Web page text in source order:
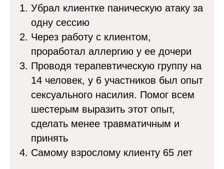
Убрал клиентке паническую атаку за
одну сессию
Через работу с клиентом,
проработал аллергию у ее дочери
Проводя терапевтическую группу на
14 человек, у 6 участников был опыт
сексуального насилия. Помог всем
шестерым выразить этот опыт,
сделать менее травматичным и
принять
Самому взрослому клиенту 65 лет